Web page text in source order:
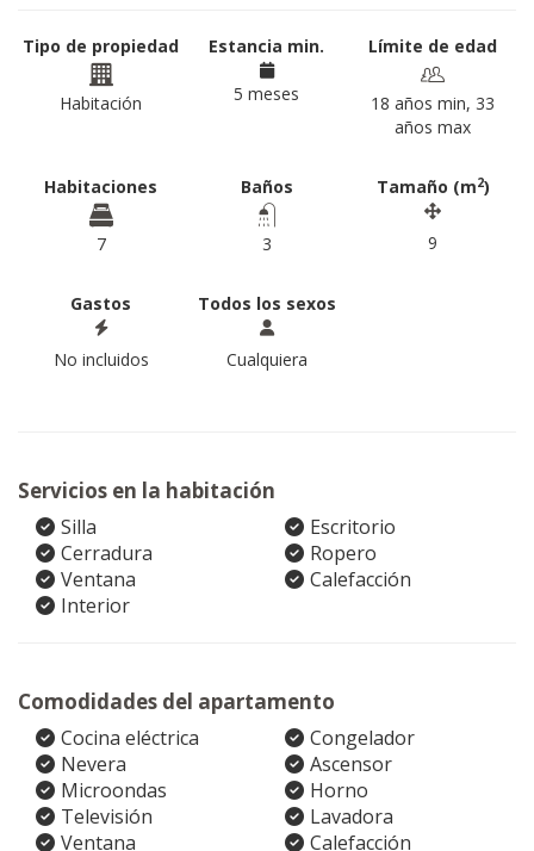
Tipo de propiedad
Habitación
Estancia min.
5 meses
Límite de edad
18 años min, 33
años max
Habitaciones
7
Baños
3
Tamaño (m2)
9
Gastos
No incluidos
Todos los sexos
Cualquiera
Servicios en la habitación
Silla
Escritorio
Cerradura
Ropero
Ventana
Calefacción
Interior
Comodidades del apartamento
Cocina eléctrica
Congelador
Nevera
Ascensor
Microondas
Horno
Televisión
Lavadora
Ventana
Calefacción